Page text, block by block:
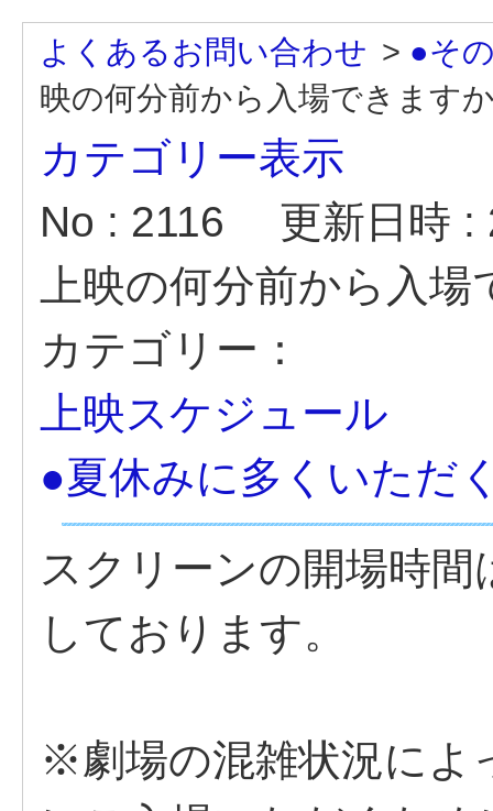
よくあるお問い合わせ > ●そ
映の何分前から入場できます
カテゴリー表示
No : 2116
更新日時 :
上映の何分前から入
カテゴリー：
上映スケジュール
●夏休みに多くいただ
スクリーンの開場時
しております。
※劇場の混雑状況によ